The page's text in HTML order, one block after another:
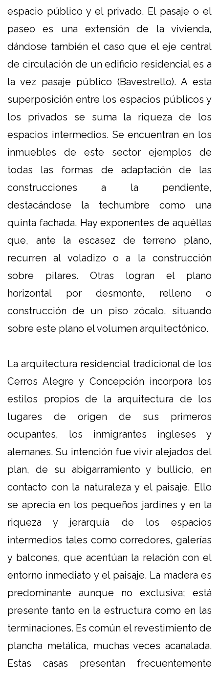
espacio público y el privado. El pasaje o el
paseo es una extensión de la vivienda,
dándose también el caso que el eje central
de circulación de un edificio residencial es a
la vez pasaje público (Bavestrello). A esta
superposición entre los espacios públicos y
los privados se suma la riqueza de los
espacios intermedios. Se encuentran en los
inmuebles de este sector ejemplos de
todas las formas de adaptación de las
construcciones a la pendiente,
destacándose la techumbre como una
quinta fachada. Hay exponentes de aquéllas
que, ante la escasez de terreno plano,
recurren al voladizo o a la construcción
sobre pilares. Otras logran el plano
horizontal por desmonte, relleno o
construcción de un piso zócalo, situando
sobre este plano el volumen arquitectónico.
La arquitectura residencial tradicional de los
Cerros Alegre y Concepción incorpora los
estilos propios de la arquitectura de los
lugares de origen de sus primeros
ocupantes, los inmigrantes ingleses y
alemanes. Su intención fue vivir alejados del
plan, de su abigarramiento y bullicio, en
contacto con la naturaleza y el paisaje. Ello
se aprecia en los pequeños jardines y en la
riqueza y jerarquía de los espacios
intermedios tales como corredores, galerías
y balcones, que acentúan la relación con el
entorno inmediato y el paisaje. La madera es
predominante aunque no exclusiva; está
presente tanto en la estructura como en las
terminaciones. Es común el revestimiento de
plancha metálica, muchas veces acanalada.
Estas casas presentan frecuentemente